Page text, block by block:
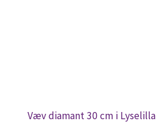
Væv diamant 30 cm i Lyselilla